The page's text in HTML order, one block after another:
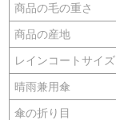
商品の毛の重さ
商品の産地
レインコートサイズ
晴雨兼用傘
傘の折り目